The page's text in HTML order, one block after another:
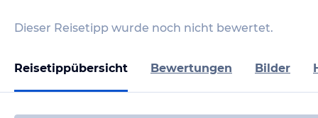
Dieser Reisetipp wurde noch nicht bewertet.
Reisetippübersicht Bewertungen Bilder